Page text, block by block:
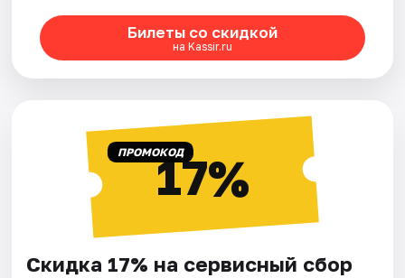
Билеты со скидкой
на Kassir.ru
ПРОМОКОД17%
Скидка 17% на сервисный сбор